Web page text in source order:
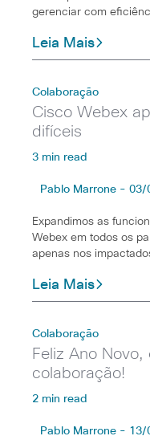
gerenciar com
Leia Mais
Colaboração
Cisco Webex
difíceis
3 min read
Pablo Marrone -
Expandimos as
Webex em todos os
apenas nos
Leia Mais
Colaboração
Feliz Ano
colaboração!
2 min read
Pablo Marrone -